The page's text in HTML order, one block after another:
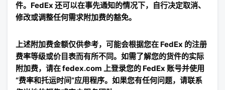
件。FedEx 还可以在事先通知的情况下，自行决定取消、
修改或调整任何需求附加费的豁免。
上述附加费金额仅供参考，可能会根据您在 FedEx 的注册
费率等级或价目表而有所不同。如需了解您的货件的实际
附加费，请在 fedex.com 上登录您的 FedEx 账号并使用
“费率和托运时间”应用程序。如果您有任何问题，请联系